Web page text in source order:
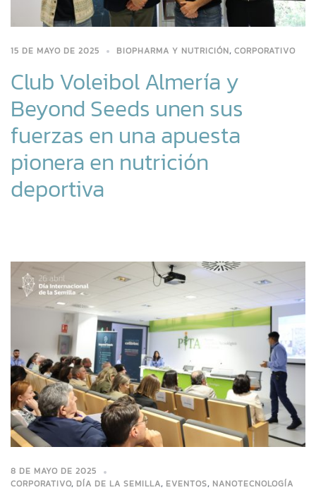
15 DE MAYO DE 2025 BIOPHARMA Y NUTRICIÓN, CORPORATIVO
Club Voleibol Almería y
Beyond Seeds unen sus
fuerzas en una apuesta
pionera en nutrición
deportiva
8 DE MAYO DE 2025
CORPORATIVO, DÍA DE LA SEMILLA, EVENTOS, NANOTECNOLOGÍA